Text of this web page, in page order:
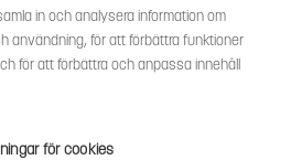
in och analysera information om
användning, för att förbättra funktioner
för att förbättra och anpassa innehåll
för cookies
och trädgårdsprodukter till Uppsala med omnejd. Vi
produkter samt BRP:s produktsortiment, gällande